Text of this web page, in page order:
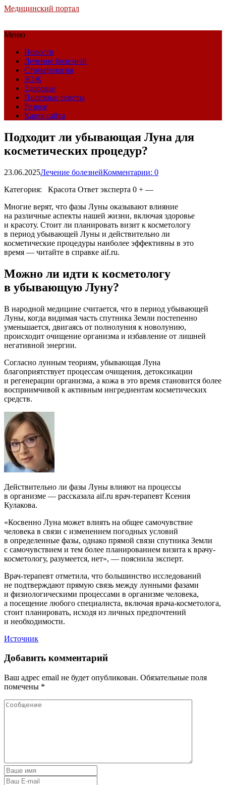
Медицинский портал
Меню
Новости
Лечение болезней
Стоматология
ЗОЖ
Здоровье
Полезные советы
Разное
Карта сайта
Подходит ли убывающая Луна для
косметических процедур?
23.06.2025Лечение болезнейКомментарии: 0
Категория: Красота Ответ эксперта 0 + —
Многие верят, что фазы Луны оказывают влияние
на различные аспекты нашей жизни, включая здоровье
и красоту. Стоит ли планировать визит к косметологу
в период убывающей Луны и действительно ли
косметические процедуры наиболее эффективны в это
время — читайте в справке aif.ru.
Можно ли идти к косметологу
в убывающую Луну?
В народной медицине считается, что в период убывающей
Луны, когда видимая часть спутника Земли постепенно
уменьшается, двигаясь от полнолуния к новолунию,
происходит очищение организма и избавление от лишней
негативной энергии.
Согласно лунным теориям, убывающая Луна
благоприятствует процессам очищения, детоксикации
и регенерации организма, а кожа в это время становится более
восприимчивой к активным ингредиентам косметических
средств.
Действительно ли фазы Луны влияют на процессы
в организме — рассказала aif.ru врач-терапевт Ксения
Кулакова.
«Косвенно Луна может влиять на общее самочувствие
человека в связи с изменением погодных условий
в определенные фазы, однако прямой связи спутника Земли
с самочувствием и тем более планированием визита к врачу-
косметологу, разумеется, нет», — пояснила эксперт.
Врач-терапевт отметила, что большинство исследований
не подтверждают прямую связь между лунными фазами
и физиологическими процессами в организме человека,
а посещение любого специалиста, включая врача-косметолога,
стоит планировать, исходя из личных предпочтений
и необходимости.
Источник
Добавить комментарий
Ваш адрес email не будет опубликован. Обязательные поля
помечены *